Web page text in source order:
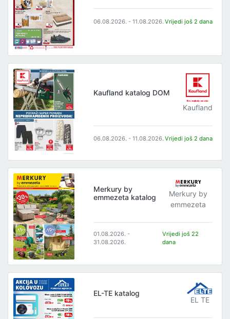
06.08.2026. - 11.08.2026. Vrijedi još 2 dana
Kaufland katalog DOM
Kaufland
06.08.2026. - 11.08.2026. Vrijedi još 2 dana
Merkury by
emmezeta katalog
Merkury by
emmezeta
01.08.2026. -
31.08.2026.
Vrijedi još 22
dana
EL-TE katalog
EL TE